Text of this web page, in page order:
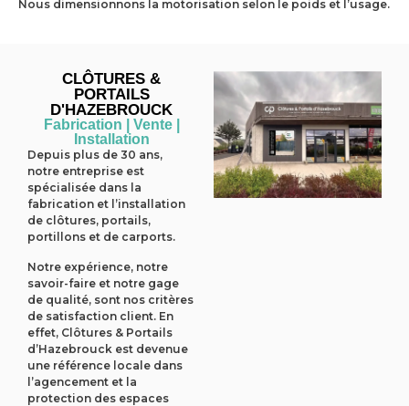
Nous dimensionnons la motorisation selon le poids et l’usage.
CLÔTURES &
PORTAILS
D'HAZEBROUCK
Fabrication | Vente |
Installation
Depuis plus de 30 ans,
notre entreprise est
spécialisée dans la
fabrication et l’installation
de clôtures, portails,
portillons et de carports.
Notre expérience, notre
savoir-faire et notre gage
de qualité, sont nos critères
de satisfaction client. En
effet, Clôtures & Portails
d’Hazebrouck est devenue
une référence locale dans
l’agencement et la
protection des espaces